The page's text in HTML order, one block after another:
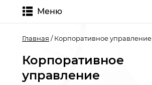
Меню
Главная / Корпоративное управление
Корпоративное
управление